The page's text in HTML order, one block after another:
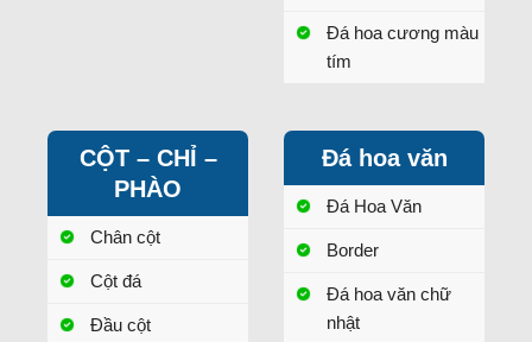
Đá hoa cương màu
tím
CỘT – CHỈ –
PHÀO
Chân cột
Cột đá
Đầu cột
Đá hoa văn
Đá Hoa Văn
Border
Đá hoa văn chữ
nhật